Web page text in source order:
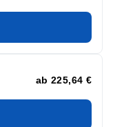
ab 225,64 €